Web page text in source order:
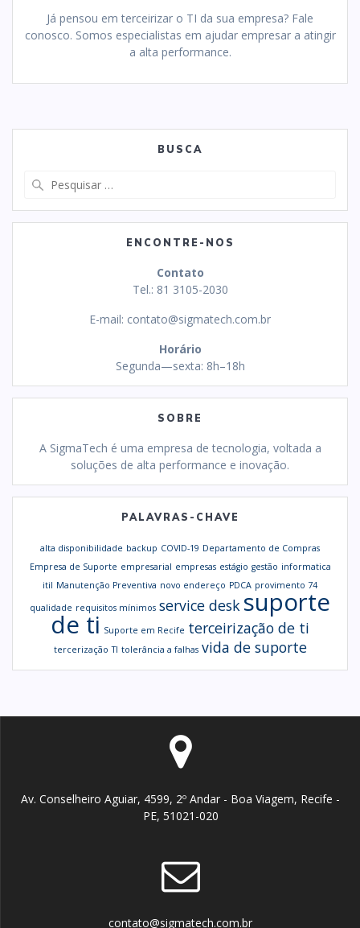
Já pensou em terceirizar o TI da sua empresa? Fale
conosco. Somos especialistas em ajudar empresar a atingir
a alta performance.
BUSCA
ENCONTRE-NOS
Contato
Tel.: 81 3105-2030
E-mail: contato@sigmatech.com.br
Horário
Segunda—sexta: 8h–18h
SOBRE
A SigmaTech é uma empresa de tecnologia, voltada a
soluções de alta performance e inovação.
PALAVRAS-CHAVE
alta disponibilidade backup COVID-19 Departamento de Compras
Empresa de Suporte empresarial empresas estágio gestão informatica
itil Manutenção Preventiva novo endereço PDCA provimento 74
qualidade requisitos mínimos service desk suporte
de ti Suporte em Recife terceirização de ti
tercerização TI tolerância a falhas vida de suporte
Av. Conselheiro Aguiar, 4599, 2º Andar - Boa Viagem, Recife -
PE, 51021-020
contato@sigmatech.com.br